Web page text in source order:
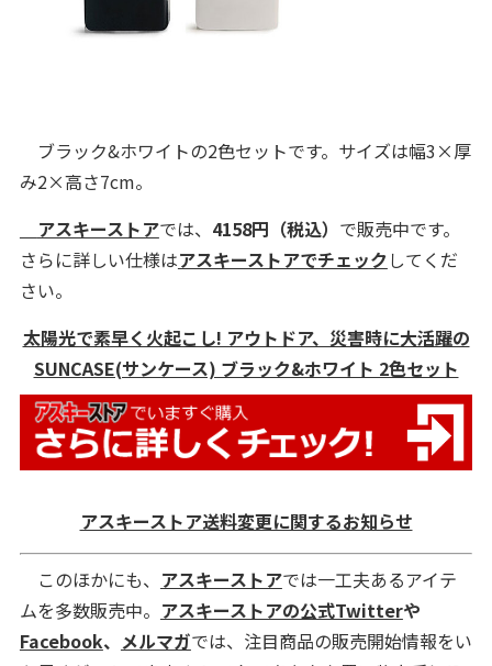
ブラック&ホワイトの2色セットです。サイズは幅3×厚
み2×高さ7cm。
アスキーストアでは、 4158円 （税込） で販売中です。
さらに詳しい仕様はアスキーストアでチェックしてくだ
さい。
太陽光で素早く火起こし! アウトドア、災害時に大活躍の
SUNCASE(サンケース) ブラック&ホワイト 2色セット
アスキーストア送料変更に関するお知らせ
このほかにも、 アスキーストアでは一工夫あるアイテ
ムを多数販売中。 アスキーストアの公式Twitterや
Facebook、 メルマガでは、注目商品の販売開始情報をい